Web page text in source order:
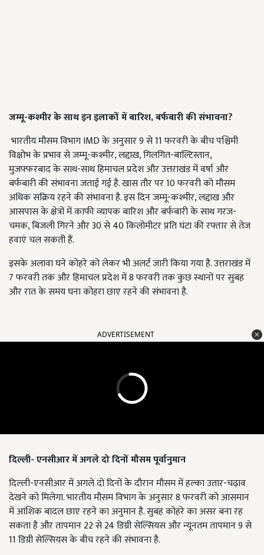
जम्मू-कश्मीर के साथ इन इलाकों में बारिश, बर्फबारी की संभावना?
भारतीय मौसम विभाग IMD के अनुसार 9 से 11 फरवरी के बीच पश्चिमी
विक्षोभ के प्रभाव से जम्मू-कश्मीर, लद्दाख, गिलगित-बाल्टिस्तान,
मुजफ्फरबाद के साथ-साथ हिमाचल प्रदेश और उत्तराखंड में वर्षा और
बर्फबारी की संभावना जताई गई है. खास तौर पर 10 फरवरी को मौसम
अधिक सक्रिय रहने की संभावना है. इस दिन जम्मू-कश्मीर, लद्दाख और
आसपास के क्षेत्रों में काफी व्यापक बारिश और बर्फबारी के साथ गरज-
चमक, बिजली गिरने और 30 से 40 किलोमीटर प्रति घंटा की रफ्तार से तेज
हवाएं चल सकती हैं.
इसके अलावा घने कोहरे को लेकर भी अलर्ट जारी किया गया है. उत्तराखंड में
7 फरवरी तक और हिमाचल प्रदेश में 8 फरवरी तक कुछ स्थानों पर सुबह
और रात के समय घना कोहरा छाए रहने की संभावना है.
ADVERTISEMENT
दिल्ली- एनसीआर में अगले दो दिनों मौसम पूर्वानुमान
दिल्ली-एनसीआर में अगले दो दिनों के दौरान मौसम में हल्का उतार-चढ़ाव
देखने को मिलेगा. भारतीय मौसम विभाग के अनुसार 8 फरवरी को आसमान
में आंशिक बादल छाए रहने का अनुमान है. सुबह कोहरे का असर बना रह
सकता है और तापमान 22 से 24 डिग्री सेल्सियस और न्यूनतम तापमान 9 से
11 डिग्री सेल्सियस के बीच रहने की संभावना है.